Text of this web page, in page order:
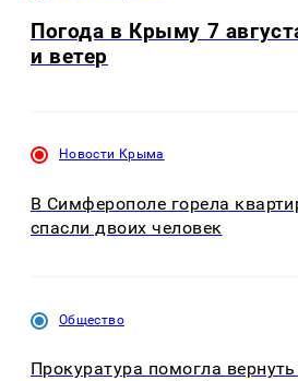
Погода в Крыму 7
и ветер
Новости Крыма
В Симферополе горела
спасли двоих человек
Общество
Прокуратура помогла